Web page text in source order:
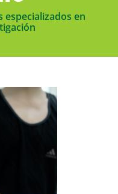
especializados en